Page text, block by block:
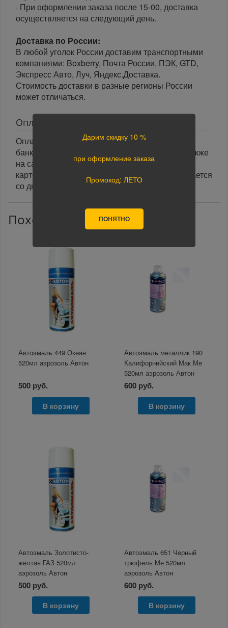
· При оформлении заказа после 15-00, доставка
осуществляется на следующий день.
Доставка по России:
В любой уголок России доставим транспортными
компаниями: Boxberry, Почта России, ПЭК, GTD,
Экспресс Авто, Луч, Яндекс.Доставка.
Стоимость доставки в разные регионы России
может отличаться.
Оплата
Оплата заказа осуществляется наличными или
банковской картой курьеру при получении, а также
на сайте при оформлении заказа. При оплате
картой на сайте указанный срок доставки считается
со дня поступления оплаты.
Похожие товары
Автоэмаль 449 Океан
520мл аэрозоль Автон
500 руб.
В корзину
Автоэмаль металлик 190
Калифорнийский Мак Ме
520мл аэрозоль Автон
600 руб.
В корзину
Автоэмаль Золотисто-
желтая ГАЗ 520мл
аэрозоль Автон
500 руб.
В корзину
Автоэмаль 651 Черный
трюфель Ме 520мл
аэрозоль Автон
600 руб.
В корзину
Дарим скидку 10 %
при оформление заказа
Промокод: ЛЕТО
ПОНЯТНО